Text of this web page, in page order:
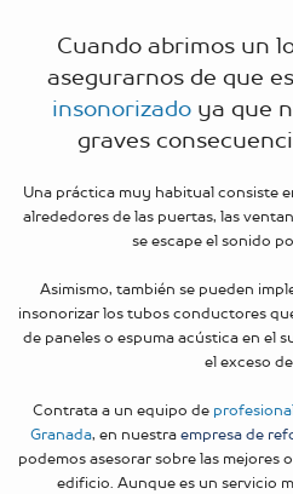
Cuando abrimos un
asegurarnos de que
insonorizadoya que
graves
Una práctica muy habitual consiste
alrededores de las puertas, las
se escape el sonido
Asimismo, también se pueden
insonorizar los tubos conductores
de paneles o espuma acústica en el
el exceso
Contrata a un equipo de
Granada, en nuestraempresa de
podemos asesorar sobre las mejores
edificio. Aunque es un servicio